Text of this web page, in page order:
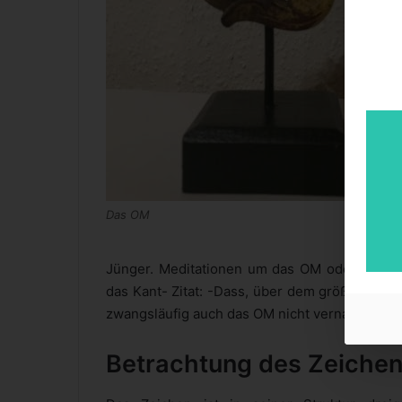
Das OM
Jünger. Meditationen um das OM oder
das Kant- Zitat: -Dass, über dem größeres
zwangsläufig auch das OM nicht
Betrachtung des